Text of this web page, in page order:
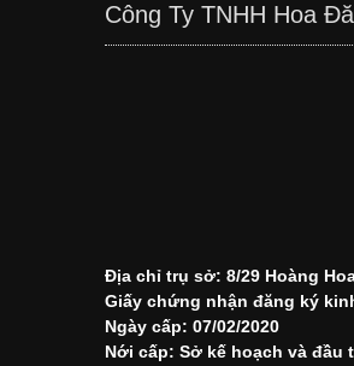
Công Ty TNHH Hoa
Địa chỉ trụ sở: 8/29 Hoàng
Giấy chứng nhận đăng ký
Ngày cấp: 07/02/2020
Nới cấp: Sở kế hoạch và đầu